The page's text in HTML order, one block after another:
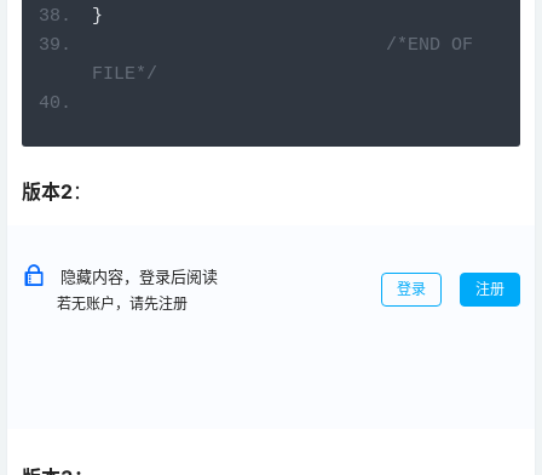
}
/*END OF
FILE*/
版本2：
隐藏内容，登录后阅读
若无账户，请先注册
登录 注册